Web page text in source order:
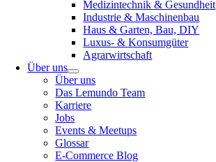
Medizintechnik & Gesundheit
Industrie & Maschinenbau
Haus & Garten, Bau, DIY
Luxus- & Konsumgüter
Agrarwirtschaft
Über uns
Über uns
Das Lemundo Team
Karriere
Jobs
Events & Meetups
Glossar
E-Commerce Blog